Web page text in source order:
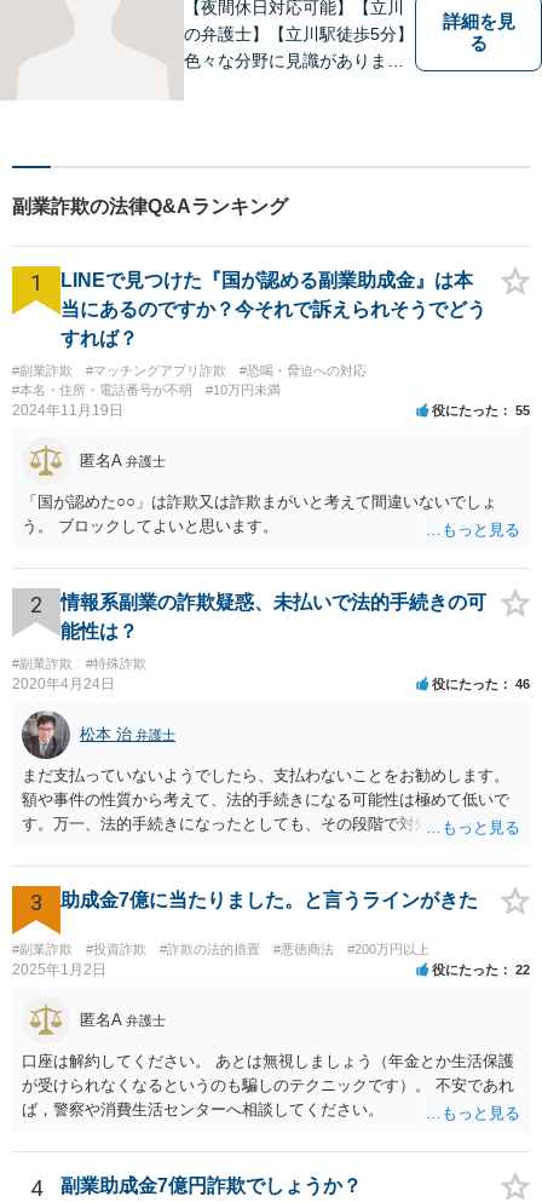
【夜間休日対応可能】【立川
の弁護士】【立川駅徒歩5分】
色々な分野に見識がありま
詳細を見
る
副業詐欺の法律Q&Aランキング
1
LINEで見つけた『国が認める副業助成金』は本
当にあるのですか？今それで訴えられそうでどう
すれば？
#副業詐欺 #マッチングアプリ詐欺
#恐喝・脅迫への対応
#本名・住所・電話番号が不明
#10万円未満
2024年11月19日 役にたった 55
匿名A 弁護士
「国が認めた○○」は詐欺又は詐欺まがいと考えて間違いないでしょ
う。 ブロックしてよいと思います。
2
情報系副業の詐欺疑惑、未払いで法的手続きの可
能性は？
#副業詐欺 #特殊詐欺
2020年4月24日 役にたった 46
松本 治 弁護士
まだ支払っていないようでしたら、支払わないことをお勧めします。
額や事件の性質から考えて、法的手続きになる可能性は極めて低いで
す。万一、法的手続きになったとしても、その段階で対処すれば間に
す。万一、裁判所から手紙が届くことがあれば、すぐに弁護士等に相
談して下さい。対処しなければ、それこそ差し押さえにつながりま
す。お話が事実であれば、対処により相手の請求を退けることができ
ると考えられます。 いずれにしても、心配して待つ必要はないです。
3 助成金7億に当たりました。と言うラインがきた
#副業詐欺 #投資詐欺 #詐欺の法的措置 #悪徳商法 #200万円以上
2025年1月2日 役にたった 22
匿名A 弁護士
口座は解約してください。 あとは無視しましょう（年金とか生活保護
が受けられなくなるというのも騙しのテクニックです）。 不安であれ
ば，警察や消費生活センターへ相談してください。
4 副業助成金7億円詐欺でしょうか？